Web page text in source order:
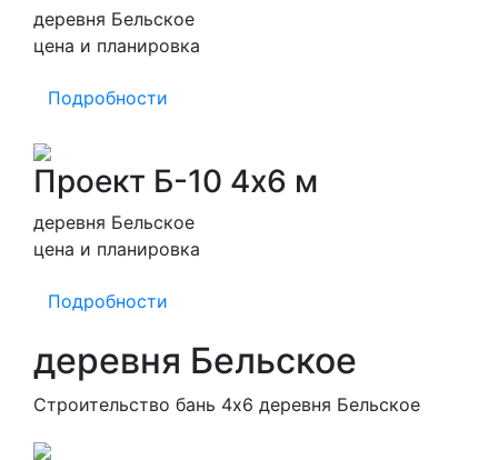
деревня Бельское
цена и планировка
Подробности
Проект Б-10 4х6 м
деревня Бельское
цена и планировка
Подробности
деревня Бельское
Строительство бань 4х6 деревня Бельское